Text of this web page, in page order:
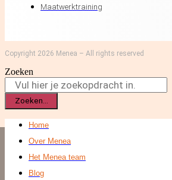
Maatwerktraining
Copyright 2026 Menea – All rights reserved
Zoeken
Zoeken...
Home
Over Menea
Het Menea team
Blog